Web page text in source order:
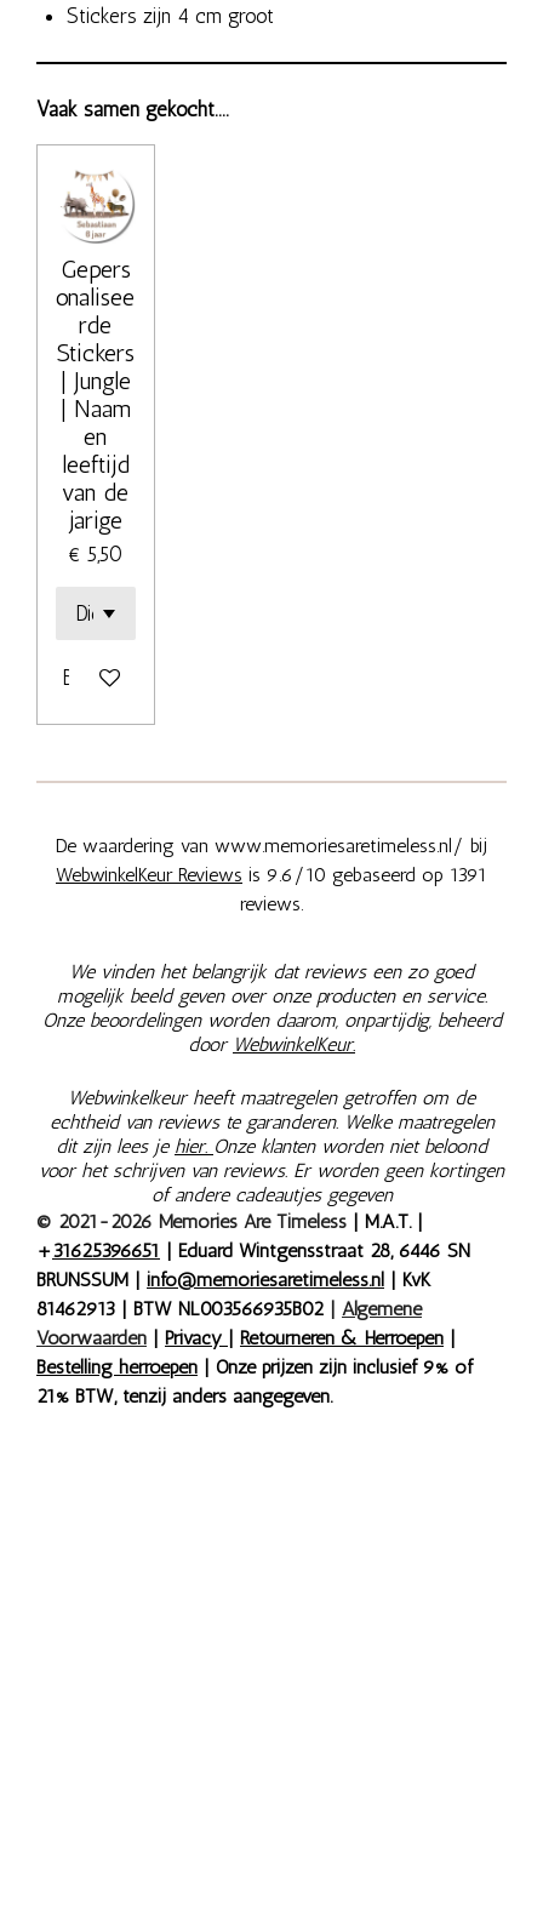
Stickers zijn 4 cm groot
Vaak samen gekocht....
Gepers
onalisee
rde
Stickers
| Jungle
| Naam
en
leeftijd
van de
jarige
€ 5,50
Bekijk details
De waardering van www.memoriesaretimeless.nl/ bij
WebwinkelKeur Reviews is 9.6/10 gebaseerd op 1391
reviews.
We vinden het belangrijk dat reviews een zo goed
mogelijk beeld geven over onze producten en service.
Onze beoordelingen worden daarom, onpartijdig, beheerd
door WebwinkelKeur.
Webwinkelkeur heeft maatregelen getroffen om de
echtheid van reviews te garanderen. Welke maatregelen
dit zijn lees je hier. Onze klanten worden niet beloond
voor het schrijven van reviews. Er worden geen kortingen
of andere cadeautjes gegeven
© 2021-2026 Memories Are Timeless | M.A.T. |
+31625396651
| Eduard Wintgensstraat 28, 6446 SN
BRUNSSUM | info@memoriesaretimeless.nl
| KvK
81462913 | BTW NL003566935B02
Algemene
Voorwaarden
Privacy Retourneren & Herroepen
Bestelling herroepen | Onze prijzen zijn inclusief 9% of
21% BTW, tenzij anders aangegeven.